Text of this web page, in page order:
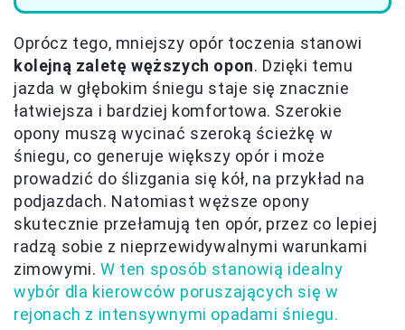
Oprócz tego, mniejszy opór toczenia stanowi
kolejną zaletę węższych opon. Dzięki temu
jazda w głębokim śniegu staje się znacznie
łatwiejsza i bardziej komfortowa. Szerokie
opony muszą wycinać szeroką ścieżkę w
śniegu, co generuje większy opór i może
prowadzić do ślizgania się kół, na przykład na
podjazdach. Natomiast węższe opony
skutecznie przełamują ten opór, przez co lepiej
radzą sobie z nieprzewidywalnymi warunkami
zimowymi. W ten sposób stanowią idealny
wybór dla kierowców poruszających się w
rejonach z intensywnymi opadami śniegu.